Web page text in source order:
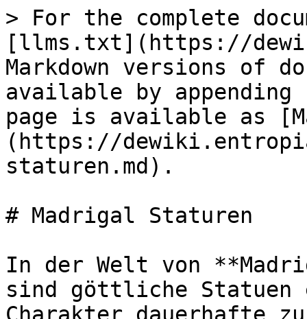
> For the complete
[llms.txt](https://
Markdown versions of
available by
page is available as
(https://
staturen.md).
# Madrigal Staturen
In der Welt von
sind göttliche Statuen